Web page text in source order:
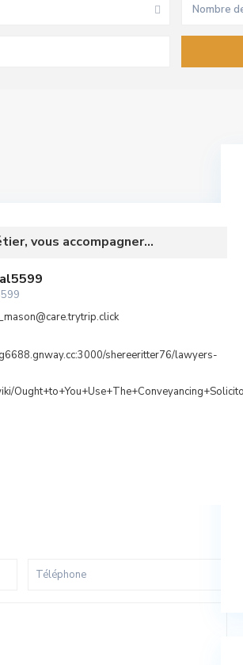
Nombre
vous accompagner...
shereeritter76/lawyers-